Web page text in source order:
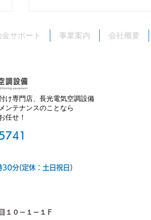
エアコンクリーニングやって
サポート 事業案内 会社概要
分(定休：土日祝日)
１０－１－１Ｆ
け専門店、長光電気空調設備
ンテナンスのことなら
任せ！